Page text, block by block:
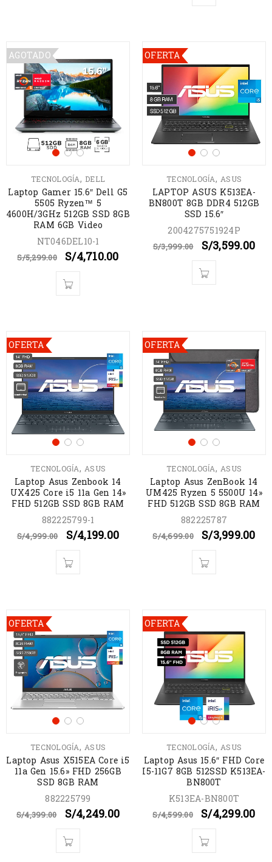
AGOTADO
TECNOLOGÍA, DELL
Laptop Gamer 15.6″ Dell G5
5505 Ryzen™ 5
4600H/3GHz 512GB SSD 8GB
RAM 6GB Video
NT046DEL10-1
S/5,299.00 S/4,710.00
OFERTA
TECNOLOGÍA, ASUS
LAPTOP ASUS K513EA-
BN800T 8GB DDR4 512GB
SSD 15.6″
2004275751924P
S/3,999.00 S/3,599.00
OFERTA
TECNOLOGÍA, ASUS
Laptop Asus Zenbook 14
UX425 Core i5 11a Gen 14»
FHD 512GB SSD 8GB RAM
882225799-1
S/4,999.00 S/4,199.00
OFERTA
TECNOLOGÍA, ASUS
Laptop Asus ZenBook 14
UM425 Ryzen 5 5500U 14»
FHD 512GB SSD 8GB RAM
882225787
S/4,699.00 S/3,999.00
OFERTA
TECNOLOGÍA, ASUS
Laptop Asus X515EA Core i5
11a Gen 15.6» FHD 256GB
SSD 8GB RAM
882225799
S/4,399.00 S/4,249.00
OFERTA
TECNOLOGÍA, ASUS
Laptop Asus 15.6″ FHD Core
I5-11G7 8GB 512SSD K513EA-
BN800T
K513EA-BN800T
S/4,599.00 S/4,299.00